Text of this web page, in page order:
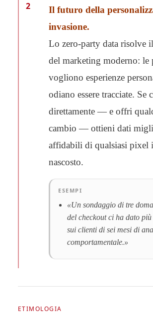
2
Il futuro della
invasione.
Lo zero-party data risolve
del marketing moderno: le
vogliono esperienze
odiano essere tracciate. Se
direttamente — e offri
cambio — ottieni dati
affidabili di qualsiasi pixel
nascosto.
ESEMPI
«Un sondaggio di tre
del checkout ci ha dato
sui clienti di sei mesi di
comportamentale.»
ETIMOLOGIA